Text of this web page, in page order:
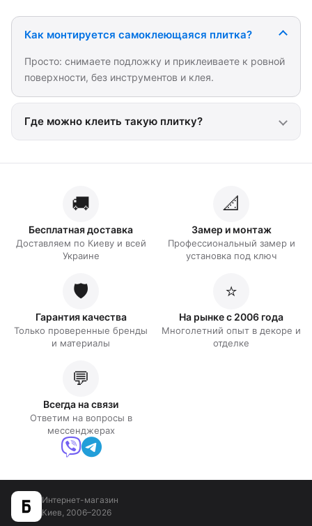
Как монтируется самоклеющаяся плитка?
Просто: снимаете подложку и приклеиваете к ровной
поверхности, без инструментов и клея.
Где можно клеить такую плитку?
🚚
Бесплатная доставка
Доставляем по Киеву и всей
Украине
📐
Замер и монтаж
Профессиональный замер и
установка под ключ
🛡️
Гарантия качества
Только проверенные бренды
и материалы
⭐
На рынке с 2006 года
Многолетний опыт в декоре и
отделке
💬
Всегда на связи
Ответим на вопросы в
мессенджерах
Интернет-магазин
Киев, 2006–2026